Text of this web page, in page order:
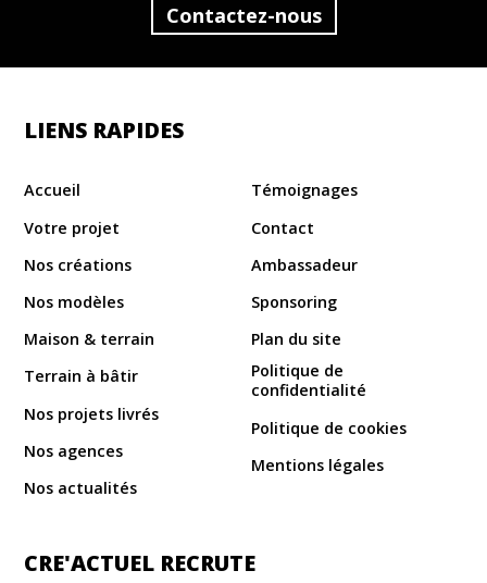
Contactez-nous
LIENS RAPIDES
Accueil
Votre projet
Nos créations
Nos modèles
Maison & terrain
Terrain à bâtir
Nos projets livrés
Nos agences
Nos actualités
Témoignages
Contact
Ambassadeur
Sponsoring
Plan du site
Politique de
confidentialité
Politique de cookies
Mentions légales
CRE'ACTUEL RECRUTE